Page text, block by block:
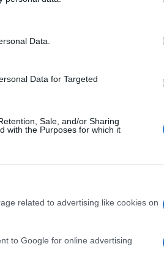
Data.
Data for Targeted
Sale, and/or Sharing
with the Purposes for which it
related to advertising like cookies on
to Google for online advertising
condotto auricolare.